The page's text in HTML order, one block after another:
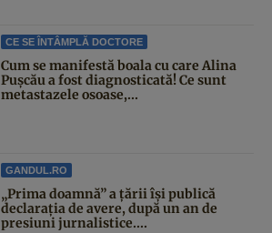
CE SE ÎNTÂMPLĂ DOCTORE
Cum se manifestă boala cu care Alina
Pușcău a fost diagnosticată! Ce sunt
metastazele osoase,...
GANDUL.RO
„Prima doamnă” a țării își publică
declarația de avere, după un an de
presiuni jurnalistice....